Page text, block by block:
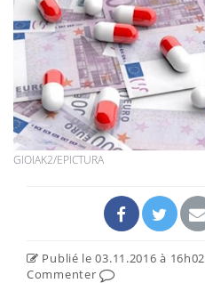
GIOIAK2/EPICTURA
Publié le 03.11.2016 à 16h02
Commenter